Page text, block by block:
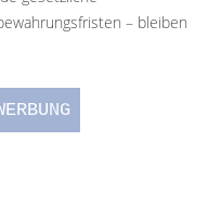
– bleiben